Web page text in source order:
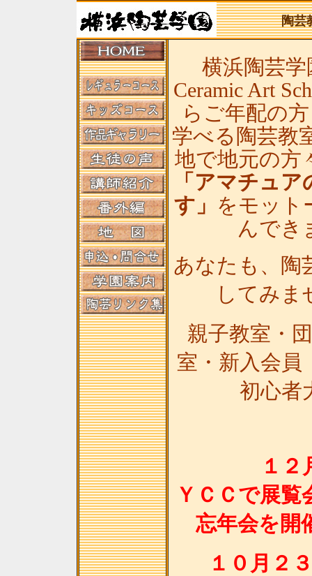
陶芸
横浜陶芸学
Ceramic Art
らご年配の
学べる陶芸教
地で地元の方
「アマチュ
す」 をモット
んでき
あなたも、陶
してみま
親子教室・
室・新入会
初心者
１２
ＹＣＣで展覧
忘年会を開
１０月２